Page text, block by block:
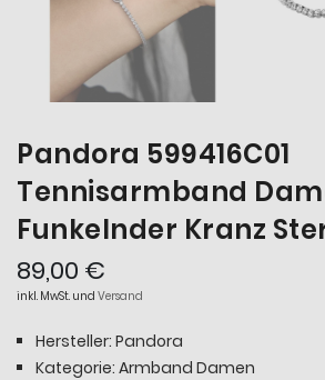
Pandora 599416C01
Tennisarmband
Funkelnder Kranz
89,00 €
inkl. MwSt. und Versand
Hersteller: Pandora
Kategorie: Armband Damen